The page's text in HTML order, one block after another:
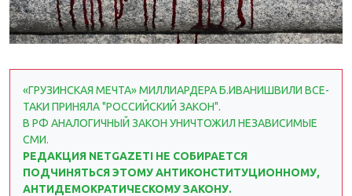
«ГРУЗИНСКАЯ МЕЧТА» МИЛЛИАРДЕРА Б.ИВАНИШВИЛИ ВСЕ-
ТАКИ ПРИНЯЛА "РОССИЙСКИЙ ЗАКОН".
В РФ АНАЛОГИЧНЫЙ ЗАКОН УНИЧТОЖИЛ НЕЗАВИСИМЫЕ
СМИ.
РЕДАКЦИЯ NETGAZETI НЕ СОБИРАЕТСЯ
ПОДЧИНЯТЬСЯ ЭТОМУ АНТИКОНСТИТУЦИОННОМУ,
АНТИДЕМОКРАТИЧЕСКОМУ ЗАКОНУ.